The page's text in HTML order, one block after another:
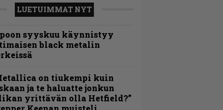
LUETUIMMAT NYT
syyskuu käynnistyy
black metalin
on tiukempi kuin
ja te haluatte jonkun
yrittävän olla Hetfield?”